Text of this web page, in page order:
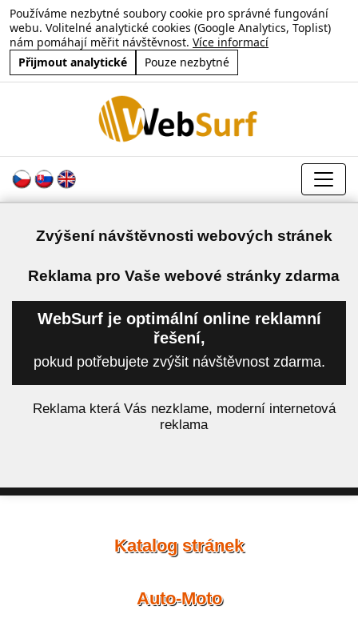
Používáme nezbytné soubory cookie pro správné fungování
webu. Volitelné analytické cookies (Google Analytics, Toplist)
nám pomáhají měřit návštěvnost. Více informací
Přijmout analytické
Pouze nezbytné
Zvýšení návštěvnosti webových stránek
Reklama pro Vaše webové stránky zdarma
WebSurf je optimální online reklamní
řešení,
pokud potřebujete zvýšit návštěvnost zdarma.
Reklama která Vás nezklame, moderní internetová
reklama
Katalog stránek
Auto-Moto